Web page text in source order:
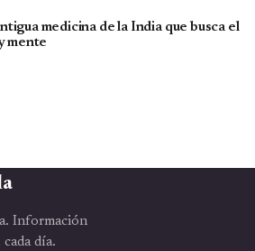
medicina de la India que busca el
mente
Información
día.